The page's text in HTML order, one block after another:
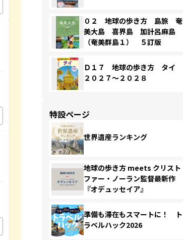
０２ 地球の歩き方 島旅 奄
美大島 喜界島 加計呂麻島
（奄美群島１） ５訂版
Ｄ１７ 地球の歩き方 タイ
２０２７～２０２８
特設ページ
世界遺産ランキング
地球の歩き方 meets クリスト
ファー・ノーラン監督最新作
『オデュッセイア』
準備も滞在もスマートに！ ト
ラベルハック2026